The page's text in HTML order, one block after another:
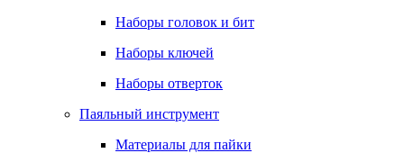
Наборы головок и бит
Наборы ключей
Наборы отверток
Паяльный инструмент
Материалы для пайки